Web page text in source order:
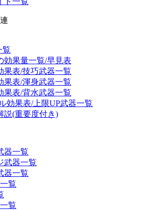
覧
効果量一覧/早見表
果表/技巧武器一覧
果表/渾身武器一覧
果表/背水武器一覧
効果表/上限UP武器一覧
説(重要度付き)
器一覧
武器一覧
器一覧
覧
覧